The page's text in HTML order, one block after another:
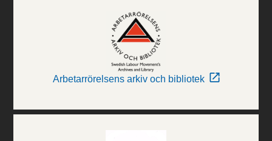
Arbetarrörelsens arkiv och bibliotek